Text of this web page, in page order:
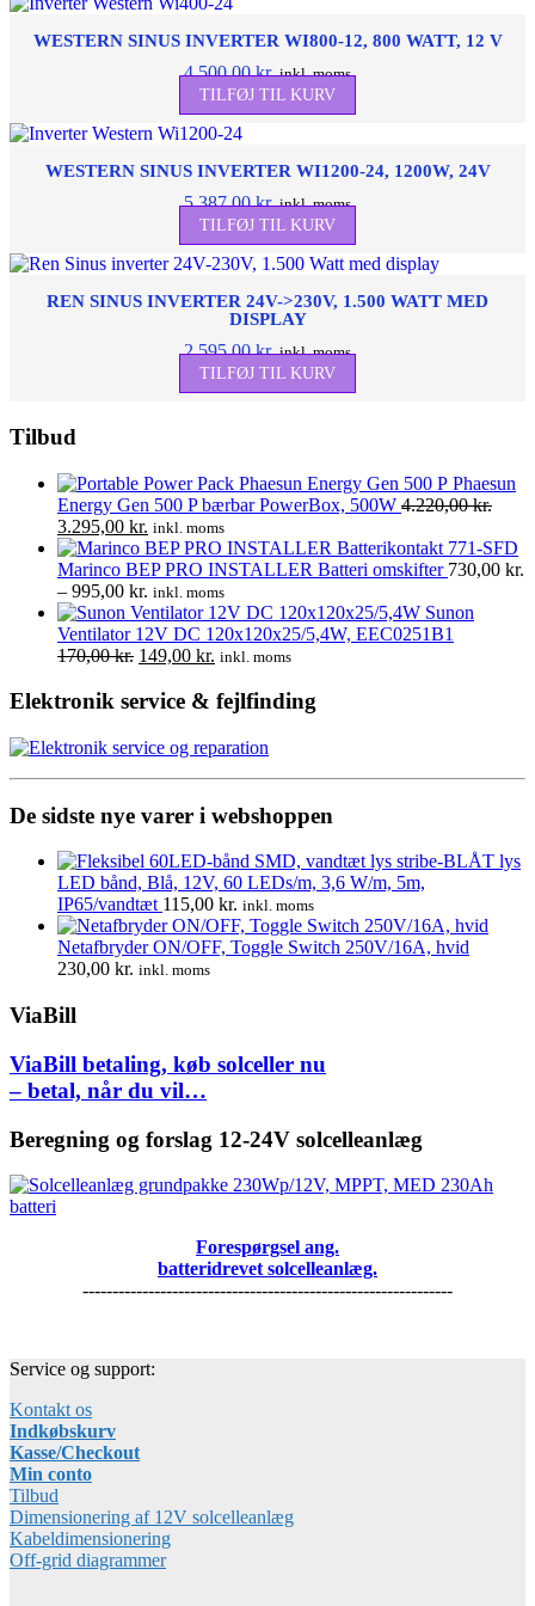
WESTERN SINUS INVERTER WI800-12, 800 WATT, 12 V
4.500,00kr. inkl. moms
TILFØJ TIL KURV
WESTERN SINUS INVERTER WI1200-24, 1200W, 24V
5.387,00kr. inkl. moms
TILFØJ TIL KURV
REN SINUS INVERTER 24V->230V, 1.500 WATT MED
DISPLAY
2.595,00kr. inkl. moms
TILFØJ TIL KURV
Tilbud
Phaesun
Energy Gen 500 P bærbar PowerBox, 500W 4.220,00kr.
Den
oprindelige
pris
var:
4.220,00 kr..
3.295,00 kr. Den
aktuelle
pris
er:
3.295,00 kr..
inkl. moms
Marinco BEP PRO INSTALLER Batteri omskifter 730,00 kr.
– 995,00 kr. Prisinterval:
730,00 kr.
til
995,00 kr.
inkl. moms
Sunon
Ventilator 12V DC 120x120x25/5,4W, EEC0251B1
170,00kr. Den
pris
170,00 kr..
149,00 kr. Den
pris
er:
149,00 kr..
inkl. moms
Elektronik service & fejlfinding
De sidste nye varer i webshoppen
LED bånd, Blå, 12V, 60 LEDs/m, 3,6 W/m, 5m,
IP65/vandtæt 115,00 kr. inkl. moms
Netafbryder ON/OFF, Toggle Switch 250V/16A, hvid
230,00 kr. inkl. moms
ViaBill
ViaBill betaling, køb solceller nu
– betal, når du vil…
Beregning og forslag 12-24V solcelleanlæg
Forespørgsel ang.
batteridrevet solcelleanlæg.
--------------------------------------------------------------
Service og support:
Kontakt os
Indkøbskurv
Kasse/Checkout
Min conto
Tilbud
Dimensionering af 12V solcelleanlæg
Kabeldimensionering
Off-grid diagrammer